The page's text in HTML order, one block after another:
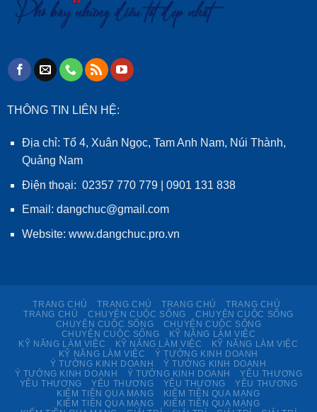
THÔNG TIN LIÊN HỆ:
Địa chỉ: Tổ 4, Xuân Ngọc, Tam Anh Nam, Núi Thành,
Quảng Nam
Điện thoại: 02357 770 779 | 0901 131 838
Email: dangchuc@gmail.com
Website: www.dangchuc.pro.vn
TRANG CHỦ TRANG CHỦ TRANG CHỦ
TRANG CHỦ
TRANG CHỦ
CHUYỆN CUỘC SỐNG
CHUYỆN CUỘC SỐNG
CHUYỆN CUỘC SỐNG
CHUYỆN CUỘC SỐNG
CHUYỆN CUỘC SỐNG
KỸ NĂNG LÀM VIỆC
KỸ NĂNG LÀM VIỆC
KỸ NĂNG LÀM VIỆC
KỸ NĂNG LÀM VIỆC
KỸ NĂNG LÀM VIỆC
Ý TƯỞNG KINH DOANH
Ý TƯỞNG KINH DOANH
Ý TƯỞNG KINH DOANH
Ý TƯỞNG KINH DOANH
Ý TƯỞNG KINH DOANH
YÊU THƯƠNG
YÊU THƯƠNG
YÊU THƯƠNG YÊU THƯƠNG
YÊU THƯƠNG
KIẾM TIỀN QUA MẠNG
KIẾM TIỀN QUA MẠNG
KIẾM TIỀN QUA MẠNG
KIẾM TIỀN QUA MẠNG